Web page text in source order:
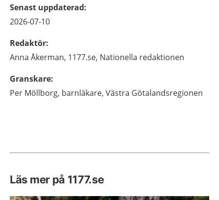
Senast uppdaterad:
2026-07-10
Redaktör:
Anna Åkerman, 1177.se, Nationella redaktionen
Granskare:
Per Möllborg, barnläkare, Västra Götalandsregionen
Läs mer på 1177.se